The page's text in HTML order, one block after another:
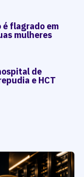
flagrado em
mulheres
de
e HCT